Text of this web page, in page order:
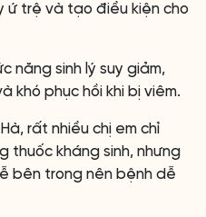
ứ trệ và tạo điều kiện cho
năng sinh lý suy giảm,
khó phục hồi khi bị viêm.
rất nhiều chị em chỉ
thuốc kháng sinh, nhưng
bên trong nên bệnh dễ